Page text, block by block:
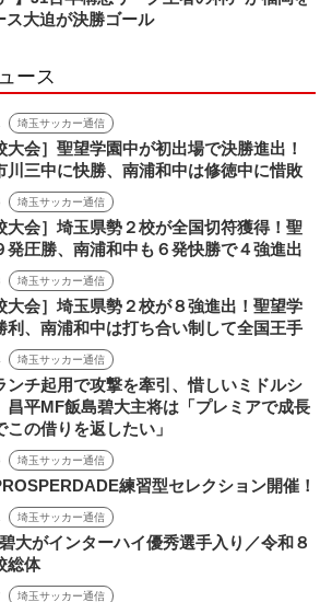
ス大迫が決勝ゴール
ース
埼玉サッカー通信
大会］聖望学園中が初出場で決勝進出！
川三中に快勝、南浦和中は修徳中に惜敗
埼玉サッカー通信
大会］埼玉県勢２校が全国切符獲得！聖
発圧勝、南浦和中も６発快勝で４強進出
埼玉サッカー通信
大会］埼玉県勢２校が８強進出！聖望学
利、南浦和中は打ち合い制して全国王手
埼玉サッカー通信
ンチ起用で攻撃を牽引、惜しいミドルシ
平MF飯島碧大主将は「プレミアで成長
この借りを返したい」
埼玉サッカー通信
練習型セレクション開催！
埼玉サッカー通信
大がインターハイ優秀選手入り／令和８
総体
埼玉サッカー通信